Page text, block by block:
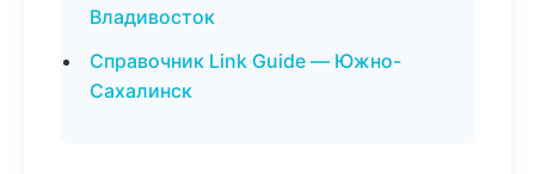
Владивосток
Справочник Link Guide — Южно-
Сахалинск